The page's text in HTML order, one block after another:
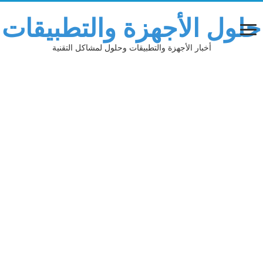
حلول الأجهزة والتطبيقات
أخبار الأجهزة والتطبيقات وحلول لمشاكل التقنية